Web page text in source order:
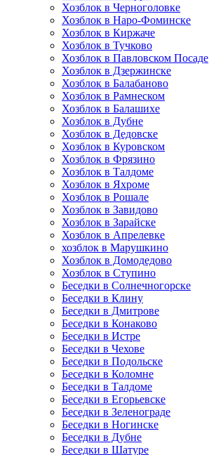
Хозблок в Черноголовке
Хозблок в Наро-Фоминске
Хозблок в Киржаче
Хозблок в Тучково
Хозблок в Павловском Посаде
Хозблок в Дзержинске
Хозблок в Балабаново
Хозблок в Рамнеском
Хозблок в Балашихе
Хозблок в Дубне
Хозблок в Дедовске
Хозблок в Куровском
Хозблок в Фрязино
Хозблок в Талдоме
Хозблок в Яхроме
Хозблок в Рошале
Хозблок в Завидово
Хозблок в Зарайске
Хозблок в Апрелевке
хозблок в Марушкино
Хозблок в Домодедово
Хозблок в Ступино
Беседки в Солнечногорске
Беседки в Клину
Беседки в Дмитрове
Беседки в Конаково
Беседки в Истре
Беседки в Чехове
Беседки в Подольске
Беседки в Коломне
Беседки в Талдоме
Беседки в Егорьевске
Беседки в Зеленограде
Беседки в Ногинске
Беседки в Дубне
Беседки в Шатуре